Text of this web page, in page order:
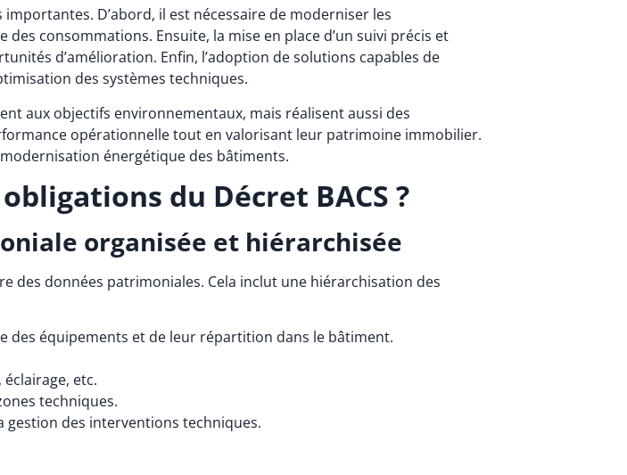
D’abord, il est nécessaire de moderniser les
consommations. Ensuite, la mise en place d’un suivi précis et
d’amélioration. Enfin, l’adoption de solutions capables de
des systèmes techniques.
aux objectifs environnementaux, mais réalisent aussi des
opérationnelle tout en valorisant leur patrimoine immobilier.
énergétique des bâtiments.
du Décret BACS ?
organisée et hiérarchisée
des données patrimoniales. Cela inclut une hiérarchisation des
des équipements et de leur répartition dans le bâtiment.
etc.
techniques.
gestion des interventions techniques.